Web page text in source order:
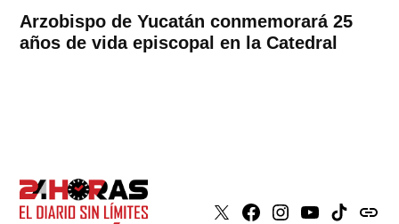
Arzobispo de Yucatán conmemorará 25
años de vida episcopal en la Catedral
X Faceboook
Instagram
YoutubeTiktokissuu